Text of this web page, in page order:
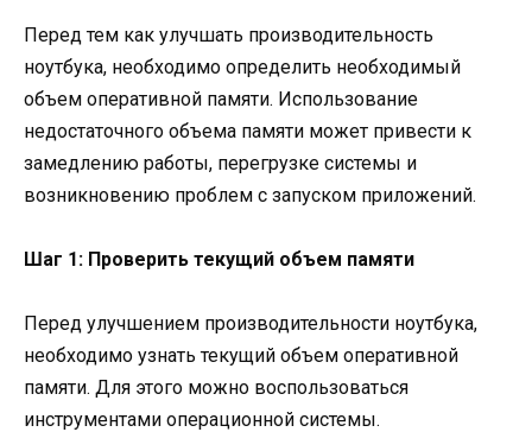
Перед тем как улучшать производительность
ноутбука, необходимо определить необходимый
объем оперативной памяти. Использование
недостаточного объема памяти может привести к
замедлению работы, перегрузке системы и
возникновению проблем с запуском приложений.
Шаг 1: Проверить текущий объем памяти
Перед улучшением производительности ноутбука,
необходимо узнать текущий объем оперативной
памяти. Для этого можно воспользоваться
инструментами операционной системы.